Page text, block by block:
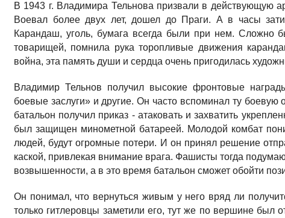
В 1943 г. Владимира Тельнова призвали в действующую
Воевал более двух лет, дошел до Праги. А в часы
Карандаш, уголь, бумага всегда были при нем. Сложно
товарищей, помнила рука торопливые движения
война, эта память души и сердца очень пригодилась
Владимир Тельнов получил высокие фронтовые
боевые заслуги» и другие. Он часто вспоминал ту
батальон получил приказ - атаковать и захватить
был защищен минометной батареей. Молодой комбат
людей, будут огромные потери. И он принял решение
каской, привлекая внимание врага. Фашисты тогда
возвышенности, а в это время батальон сможет обойти
Он понимал, что вернуться живым у него вряд ли
только гитлеровцы заметили его, тут же по вершине был